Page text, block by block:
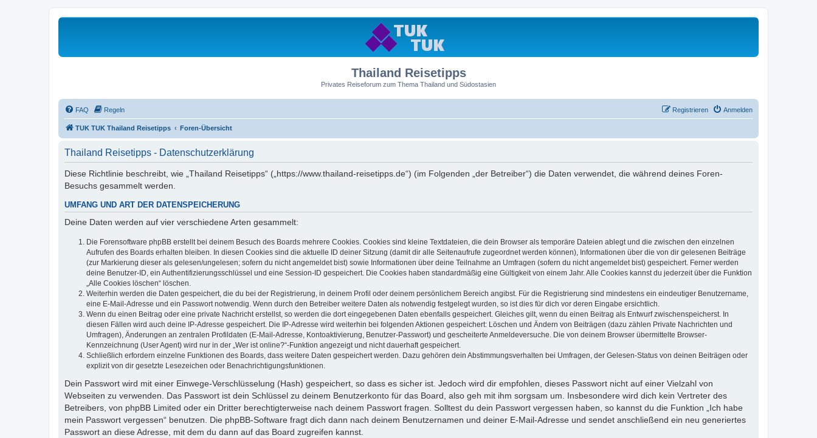
Thailand Reisetipps
Privates Reiseforum zum Thema Thailand und Südostasien
FAQ Regeln Anmelden
Registrieren
TUK TUK Thailand Reisetipps Foren-Übersicht
Thailand Reisetipps - Datenschutzerklärung
Diese Richtlinie beschreibt, wie „Thailand Reisetipps“ („https://www.thailand-reisetipps.de“) (im Folgenden „der Betreiber“) die Daten verwendet, die während deines Foren-
Besuchs gesammelt werden.
UMFANG UND ART DER DATENSPEICHERUNG
Deine Daten werden auf vier verschiedene Arten gesammelt:
Die Forensoftware phpBB erstellt bei deinem Besuch des Boards mehrere Cookies. Cookies sind kleine Textdateien, die dein Browser als temporäre Dateien ablegt und die zwischen den einzelnen
Aufrufen des Boards erhalten bleiben. In diesen Cookies sind die aktuelle ID deiner Sitzung (damit dir alle Seitenaufrufe zugeordnet werden können), Informationen über die von dir gelesenen Beiträge
(zur Markierung dieser als gelesen/ungelesen; sofern du nicht angemeldet bist) sowie Informationen über deine Teilnahme an Umfragen (sofern du nicht angemeldet bist) gespeichert. Ferner werden
deine Benutzer-ID, ein Authentifizierungsschlüssel und eine Session-ID gespeichert. Die Cookies haben standardmäßig eine Gültigkeit von einem Jahr. Alle Cookies kannst du jederzeit über die Funktion
„Alle Cookies löschen“ löschen.
Weiterhin werden die Daten gespeichert, die du bei der Registrierung, in deinem Profil oder deinem persönlichem Bereich angibst. Für die Registrierung sind mindestens ein eindeutiger Benutzername,
eine E-Mail-Adresse und ein Passwort notwendig. Wenn durch den Betreiber weitere Daten als notwendig festgelegt wurden, so ist dies für dich vor deren Eingabe ersichtlich.
Wenn du einen Beitrag oder eine private Nachricht erstellst, so werden die dort eingegebenen Daten ebenfalls gespeichert. Gleiches gilt, wenn du einen Beitrag als Entwurf zwischenspeicherst. In
diesen Fällen wird auch deine IP-Adresse gespeichert. Die IP-Adresse wird weiterhin bei folgenden Aktionen gespeichert: Löschen und Ändern von Beiträgen (dazu zählen Private Nachrichten und
Umfragen), Änderungen an zentralen Profildaten (E-Mail-Adresse, Kontoaktivierung, Benutzer-Passwort) und gescheiterte Anmeldeversuche. Die von deinem Browser übermittelte Browser-
Kennzeichnung (User Agent) wird nur in der „Wer ist online?“-Funktion angezeigt und nicht dauerhaft gespeichert.
Schließlich erfordern einzelne Funktionen des Boards, dass weitere Daten gespeichert werden. Dazu gehören dein Abstimmungsverhalten bei Umfragen, der Gelesen-Status von deinen Beiträgen oder
explizit von dir gesetzte Lesezeichen oder Benachrichtigungsfunktionen.
Dein Passwort wird mit einer Einwege-Verschlüsselung (Hash) gespeichert, so dass es sicher ist. Jedoch wird dir empfohlen, dieses Passwort nicht auf einer Vielzahl von
Webseiten zu verwenden. Das Passwort ist dein Schlüssel zu deinem Benutzerkonto für das Board, also geh mit ihm sorgsam um. Insbesondere wird dich kein Vertreter des
Betreibers, von phpBB Limited oder ein Dritter berechtigterweise nach deinem Passwort fragen. Solltest du dein Passwort vergessen haben, so kannst du die Funktion „Ich habe
mein Passwort vergessen“ benutzen. Die phpBB-Software fragt dich dann nach deinem Benutzernamen und deiner E-Mail-Adresse und sendet anschließend ein neu generiertes
Passwort an diese Adresse, mit dem du dann auf das Board zugreifen kannst.